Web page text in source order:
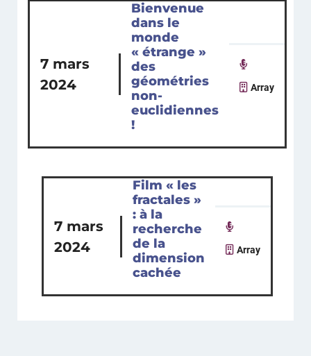
7 mars
2024
Bienvenue
dans le
monde
« étrange »
des
géométries
non-
euclidiennes
!
Array
7 mars
2024
Film « les
fractales »
: à la
recherche
de la
dimension
cachée
Array